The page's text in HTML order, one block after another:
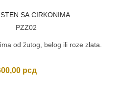
SA CIRKONIMA
PZZ02
od žutog, belog ili roze zlata.
рсд